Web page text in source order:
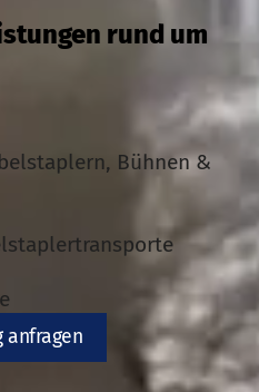
rund um
Bühnen &
anfragen